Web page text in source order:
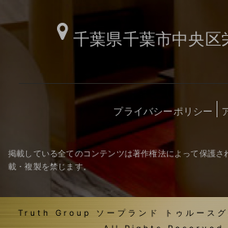
千葉県千葉市中央
プライバシーポリシー
掲載している全てのコンテンツは著作権法によって保護
載・複製を禁じます。
Truth Group ソープランド トゥルース